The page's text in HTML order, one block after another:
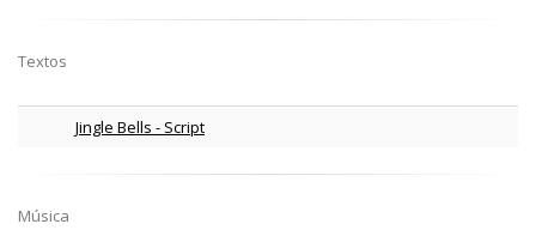
Textos
Jingle Bells - Script
Música